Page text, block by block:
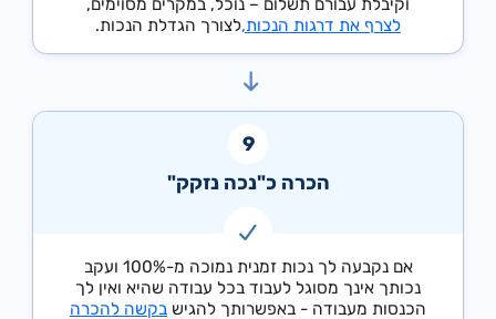
לצרף את דרגות הנכות,לצורך הגדלת הנכות.
הכרה כ"נכה נזקק"
אם נקבעה לך נכות זמנית נמוכה מ-100% ועקב
נכותך אינך מסוגל לעבוד בכל עבודה שהיא ואין לך
הכנסות מעבודה - באפשרותך להגישבקשה להכרה